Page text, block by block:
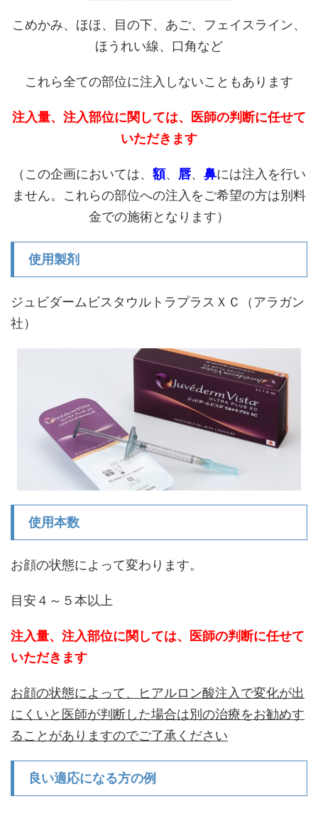
こめかみ、ほほ、目の下、あご、フェイスライン、
ほうれい線、口角など
これら全ての部位に注入しないこともあります
注入量、注入部位に関しては、医師の判断に任せて
いただきます
（この企画においては、 額、 唇、 鼻には注入を行い
ません。これらの部位への注入をご希望の方は別料
金での施術となります）
使用製剤
ジュビダームビスタウルトラプラスＸＣ（アラガン
社）
使用本数
お顔の状態によって変わります。
目安４～５本以上
注入量、注入部位に関しては、医師の判断に任せて
いただきます
お顔の状態によって、ヒアルロン酸注入で変化が出
にくいと医師が判断した場合は別の治療をお勧めす
ることがありますのでご了承ください
良い適応になる方の例